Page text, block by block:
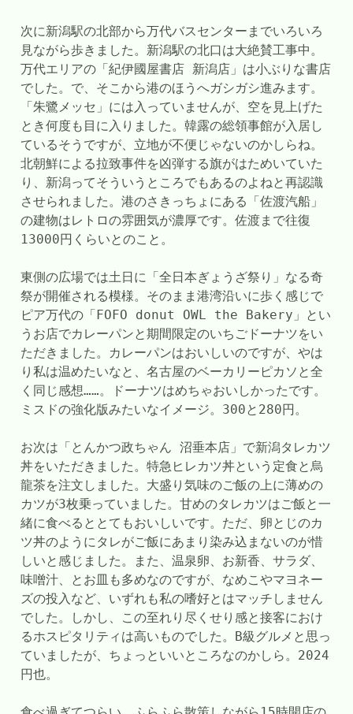
次に新潟駅の北部から万代バスセンターまでいろいろ
見ながら歩きました。新潟駅の北口は大絶賛工事中。
万代エリアの「紀伊國屋書店 新潟店」は小ぶりな書店
でした。で、そこから港のほうへガシガシ進みます。
「朱鷺メッセ」には入っていませんが、空を見上げた
とき何度も目に入りました。韓露の総領事館が入居し
ているそうですが、立地が不便じゃないのかしらね。
北朝鮮による拉致事件を凶弾する旗がはためいていた
り、新潟ってそういうところでもあるのよねと再認識
させられました。港のさきっちょにある「佐渡汽船」
の建物はレトロの雰囲気が濃厚です。佐渡まで往復
13000円くらいとのこと。
東側の広場では土日に「全日本ぎょうざ祭り」なる奇
祭が開催される模様。そのまま港湾沿いに歩く感じで
ピア万代の「FOFO donut OWL the Bakery」とい
うお店でカレーパンと期間限定のいちごドーナツをい
ただきました。カレーパンはおいしいのですが、やは
り私は温めたいなと、名古屋のベーカリーピカソと全
く同じ感想……。ドーナツはめちゃおいしかったです。
ミスドの強化版みたいなイメージ。300と280円。
お次は「とんかつ政ちゃん 沼垂本店」で新潟タレカツ
丼をいただきました。特急ヒレカツ丼という定食と烏
龍茶を注文しました。大盛り気味のご飯の上に薄めの
カツが3枚乗っていました。甘めのタレカツはご飯と一
緒に食べるととてもおいしいです。ただ、卵とじのカ
ツ丼のようにタレがご飯にあまり染み込まないのが惜
しいと感じました。また、温泉卵、お新香、サラダ、
味噌汁、とお皿も多めなのですが、なめこやマヨネー
ズの投入など、いずれも私の嗜好とはマッチしません
でした。しかし、この至れり尽くせり感と接客におけ
るホスピタリティは高いものでした。B級グルメと思っ
ていましたが、ちょっといいところなのかしら。2024
円也。